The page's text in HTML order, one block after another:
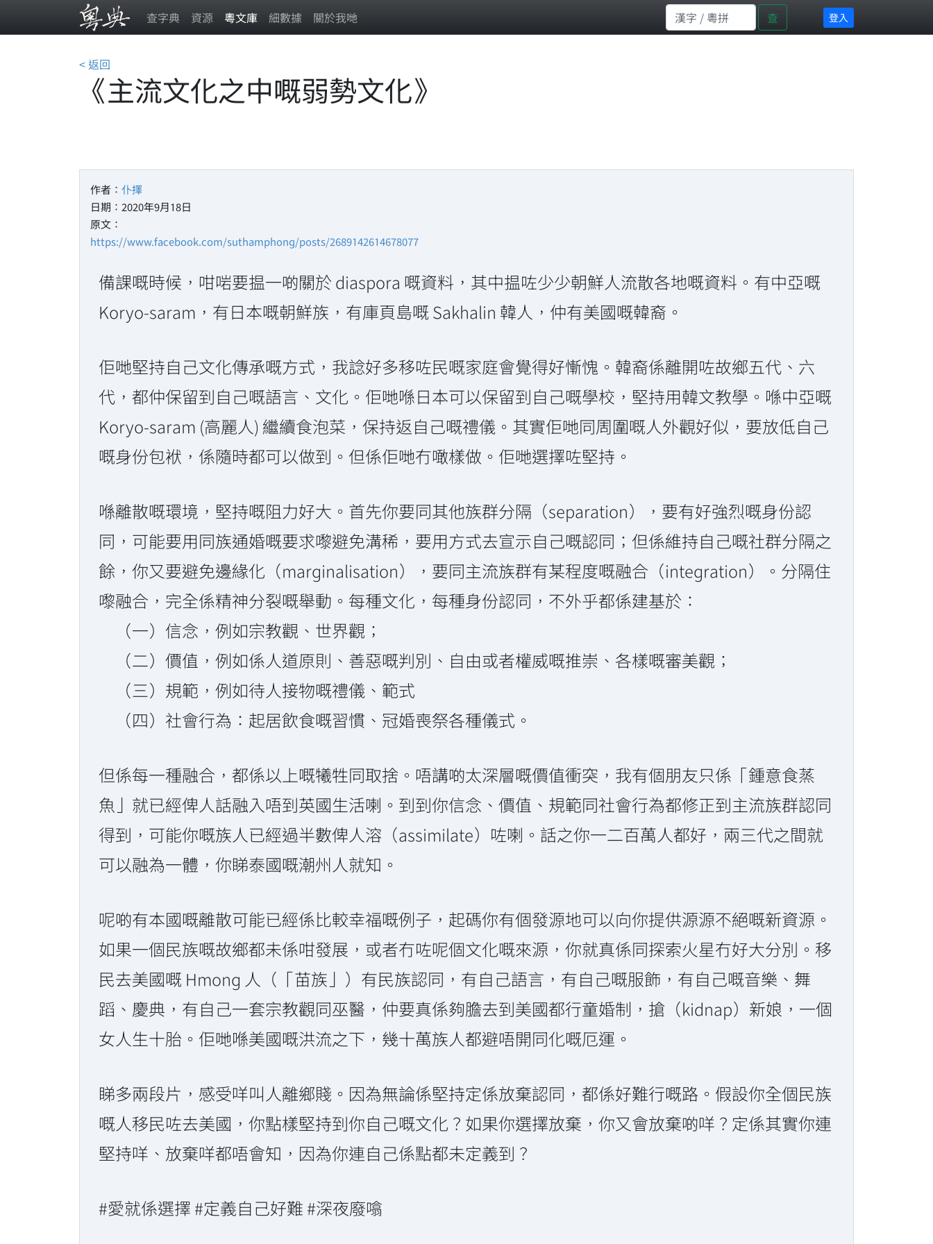
查字典 資源 粵文庫 細數據 關於我哋 查 登入
< 返回
《主流文化之中嘅弱勢文化》
作者： 仆擇
日期：2020年9月18日
原文：
https://www.facebook.com/suthamphong/posts/2689142614678077
備課嘅時候，咁啱要揾一啲關於 diaspora 嘅資料，其中揾咗少少朝鮮人流散各地嘅資料。有中亞嘅
Koryo-saram，有日本嘅朝鮮族，有庫頁島嘅 Sakhalin 韓人，仲有美國嘅韓裔。
佢哋堅持自己文化傳承嘅方式，我諗好多移咗民嘅家庭會覺得好慚愧。韓裔係離開咗故鄉五代、六
代，都仲保留到自己嘅語言、文化。佢哋喺日本可以保留到自己嘅學校，堅持用韓文教學。喺中亞嘅
Koryo-saram (高麗人) 繼續食泡菜，保持返自己嘅禮儀。其實佢哋同周圍嘅人外觀好似，要放低自己
嘅身份包袱，係隨時都可以做到。但係佢哋冇噉樣做。佢哋選擇咗堅持。
喺離散嘅環境，堅持嘅阻力好大。首先你要同其他族群分隔（separation），要有好強烈嘅身份認
同，可能要用同族通婚嘅要求嚟避免溝稀，要用方式去宣示自己嘅認同；但係維持自己嘅社群分隔之
餘，你又要避免邊緣化（marginalisation），要同主流族群有某程度嘅融合（integration）。分隔住
嚟融合，完全係精神分裂嘅舉動。每種文化，每種身份認同，不外乎都係建基於：
（一）信念，例如宗教觀、世界觀；
（二）價值，例如係人道原則、善惡嘅判別、自由或者權威嘅推崇、各樣嘅審美觀；
（三）規範，例如待人接物嘅禮儀、範式
（四）社會行為：起居飲食嘅習慣、冠婚喪祭各種儀式。
但係每一種融合，都係以上嘅犧牲同取捨。唔講啲太深層嘅價值衝突，我有個朋友只係「鍾意食蒸
魚」就已經俾人話融入唔到英國生活喇。到到你信念、價值、規範同社會行為都修正到主流族群認同
得到，可能你嘅族人已經過半數俾人溶（assimilate）咗喇。話之你一二百萬人都好，兩三代之間就
可以融為一體，你睇泰國嘅潮州人就知。
呢啲有本國嘅離散可能已經係比較幸福嘅例子，起碼你有個發源地可以向你提供源源不絕嘅新資源。
如果一個民族嘅故鄉都未係咁發展，或者冇咗呢個文化嘅來源，你就真係同探索火星冇好大分別。移
民去美國嘅 Hmong 人（「苗族」）有民族認同，有自己語言，有自己嘅服飾，有自己嘅音樂、舞
蹈、慶典，有自己一套宗教觀同巫醫，仲要真係夠膽去到美國都行童婚制，搶（kidnap）新娘，一個
女人生十胎。佢哋喺美國嘅洪流之下，幾十萬族人都避唔開同化嘅厄運。
睇多兩段片，感受咩叫人離鄉賤。因為無論係堅持定係放棄認同，都係好難行嘅路。假設你全個民族
嘅人移民咗去美國，你點樣堅持到你自己嘅文化？如果你選擇放棄，你又會放棄啲咩？定係其實你連
堅持咩、放棄咩都唔會知，因為你連自己係點都未定義到？
#愛就係選擇 #定義自己好難 #深夜廢噏